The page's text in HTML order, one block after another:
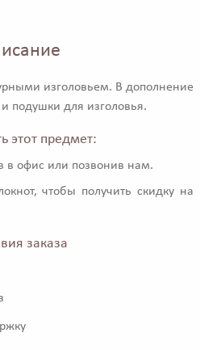
изголовьем. В дополнение
подушки для изголовья.
этот предмет:
в офис или позвонив нам.
чтобы получить скидку на
заказа